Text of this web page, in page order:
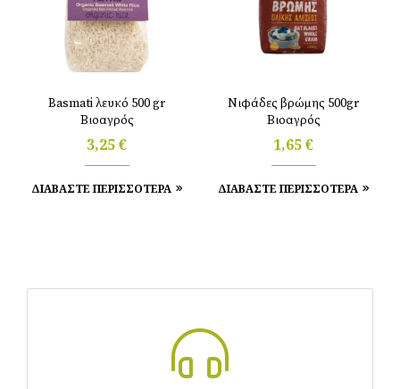
Basmati λευκό 500 gr
Βιοαγρός
3,25€
ΔΙΑΒΑΣΤΕ ΠΕΡΙΣΣΟΤΕΡΑ
Νιφάδες βρώμης 500gr
Βιοαγρός
1,65€
ΔΙΑΒΑΣΤΕ ΠΕΡΙΣΣΟΤΕΡΑ